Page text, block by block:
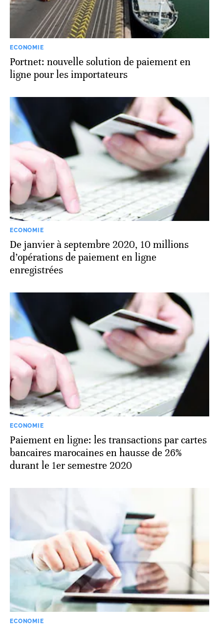
ECONOMIE
Portnet: nouvelle solution de paiement en
ligne pour les importateurs
ECONOMIE
De janvier à septembre 2020, 10 millions
d’opérations de paiement en ligne
enregistrées
ECONOMIE
Paiement en ligne: les transactions par cartes
bancaires marocaines en hausse de 26%
durant le 1er semestre 2020
ECONOMIE